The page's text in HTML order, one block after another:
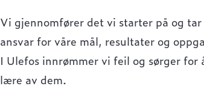
Vi gjennomfører det vi starter på og tar
ansvar for våre mål, resultater og
I Ulefos innrømmer vi feil og sørger for
lære av dem.